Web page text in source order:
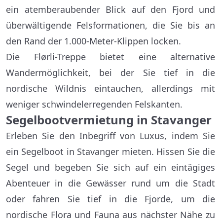
ein atemberaubender Blick auf den Fjord und
überwältigende Felsformationen, die Sie bis an
den Rand der 1.000-Meter-Klippen locken.
Die Flørli-Treppe bietet eine alternative
Wandermöglichkeit, bei der Sie tief in die
nordische Wildnis eintauchen, allerdings mit
weniger schwindelerregenden Felskanten.
Segelbootvermietung in Stavanger
Erleben Sie den Inbegriff von Luxus, indem Sie
ein Segelboot in Stavanger mieten. Hissen Sie die
Segel und begeben Sie sich auf ein eintägiges
Abenteuer in die Gewässer rund um die Stadt
oder fahren Sie tief in die Fjorde, um die
nordische Flora und Fauna aus nächster Nähe zu